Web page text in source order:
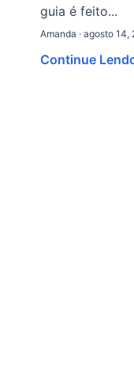
guia é feito...
Amanda · agosto 14,
Continue